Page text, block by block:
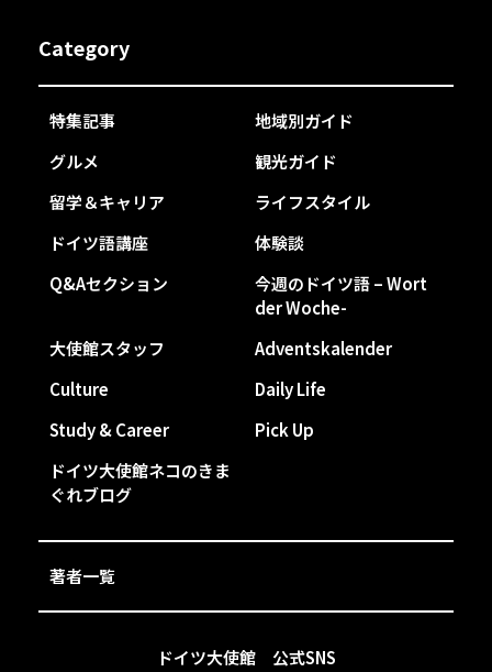
ドイツ大使館 公式SNS
Category
特集記事
地域別ガイド
グルメ
観光ガイド
留学＆キャリア
ライフスタイル
ドイツ語講座
体験談
Q&Aセクション
今週のドイツ語 – Wort
der Woche-
大使館スタッフ
Adventskalender
Culture
Daily Life
Study & Career
Pick Up
ドイツ大使館ネコのきま
ぐれブログ
著者一覧